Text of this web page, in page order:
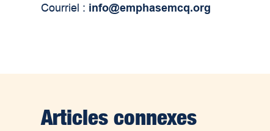
Courriel : info@emphasemcq.org
Articles connexes